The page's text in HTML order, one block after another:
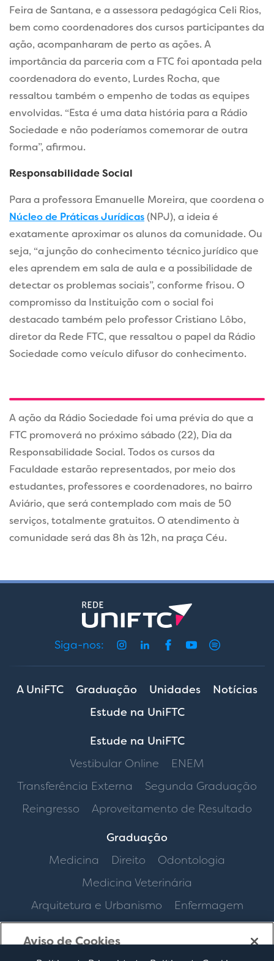
Feira de Santana, e a assessora pedagógica Celi Rios,
bem como coordenadores dos cursos participantes da
ação, acompanharam de perto as ações. A
importância da parceria com a FTC foi apontada pela
coordenadora do evento, Lurdes Rocha, que
ressaltou também o empenho de todas as equipes
envolvidas. “Esta é uma data história para a Rádio
Sociedade e não poderíamos comemorar de outra
forma”, afirmou.
Responsabilidade Social
Para a professora Emanuelle Moreira, que coordena o
Núcleo de Práticas Jurídicas(NPJ), a ideia é
exatamente aproximar os alunos da comunidade. Ou
seja, “a junção do conhecimento técnico jurídico que
eles aprendem em sala de aula e a possibilidade de
detectar os problemas sociais”, conforme frisou. O
compromisso da Instituição com o social foi
destacado também pelo professor Cristiano Lôbo,
diretor da Rede FTC, que ressaltou o papel da Rádio
Sociedade como veículo difusor do conhecimento.
A ação da Rádio Sociedade foi uma prévia do que a
FTC promoverá no próximo sábado (22), Dia da
Responsabilidade Social. Todos os cursos da
Faculdade estarão representados, por meio dos
estudantes, professores e coordenadores, no bairro
Aviário, que será contemplado com mais de 50
serviços, totalmente gratuitos. O atendimento à
comunidade será das 8h às 12h, na praça Céu.
Siga-nos:
A UniFTC Graduação Unidades
Notícias
Estude na UniFTC
Estude na UniFTC
Vestibular Online
ENEM
Transferência Externa
Segunda Graduação
Reingresso
Aproveitamento de Resultado
Graduação
Medicina
Direito
Odontologia
Medicina Veterinária
Arquitetura e Urbanismo
Enfermagem
Aviso de Cookies